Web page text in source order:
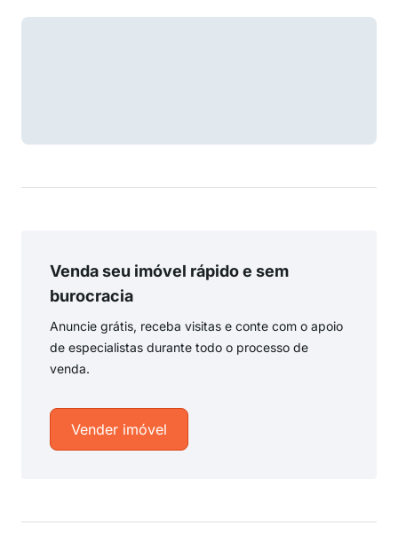
Venda seu imóvel rápido e sem
burocracia
Anuncie grátis, receba visitas e conte com o apoio
de especialistas durante todo o processo de
venda.
Vender imóvel